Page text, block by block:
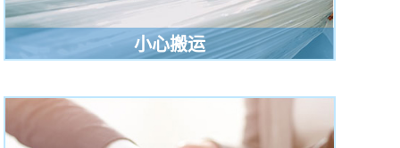
小心搬运